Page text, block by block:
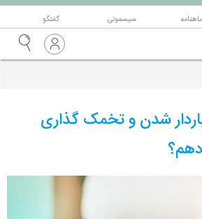
ماهنامه سیسمونی گفتگو
شدن و تخمک گذاری